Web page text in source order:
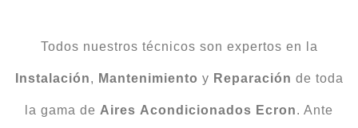
Todos nuestros técnicos son expertos en la
Instalación, Mantenimiento y Reparación de toda
la gama de Aires Acondicionados Ecron. Ante